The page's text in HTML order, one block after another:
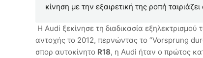
κίνηση με την εξαιρετική της ροπή
Η Audi ξεκίνησε τη διαδικασία
αντοχής το 2012, περνώντας το “Vorsprung
σπορ αυτοκίνητο R18, η Audi ήταν ο πρώτος